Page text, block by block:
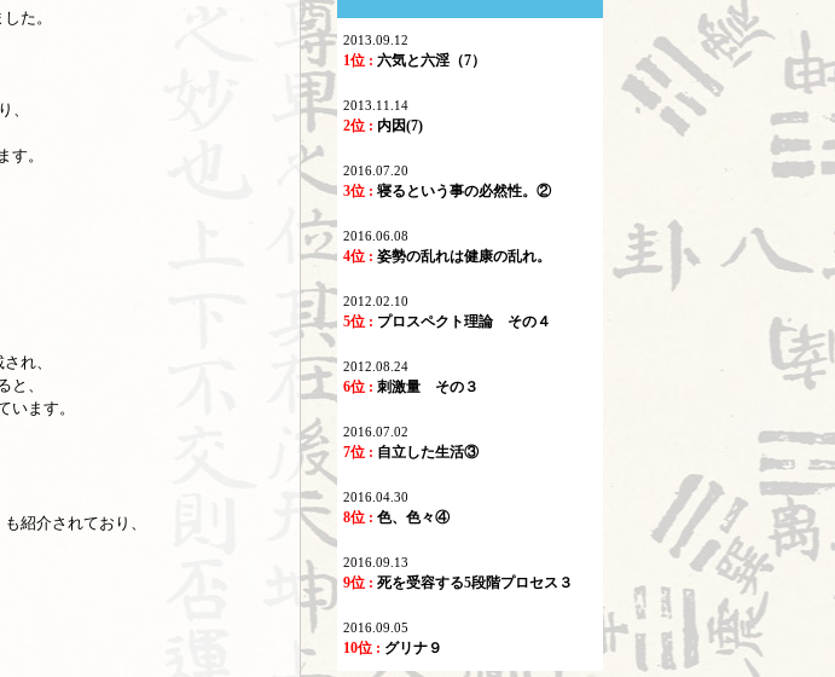
た。
、
す。
れ、
と、
ます。
紹介されており、
2013.09.12
1位 : 六気と六淫（7）
2013.11.14
2位 : 内因(7)
2016.07.20
3位 : 寝るという事の必然性。②
2016.06.08
4位 : 姿勢の乱れは健康の乱れ。
2012.02.10
5位 : プロスペクト理論 その４
2012.08.24
6位 : 刺激量 その３
2016.07.02
7位 : 自立した生活③
2016.04.30
8位 : 色、色々④
2016.09.13
9位 : 死を受容する5段階プロセス３
2016.09.05
10位 : グリナ９